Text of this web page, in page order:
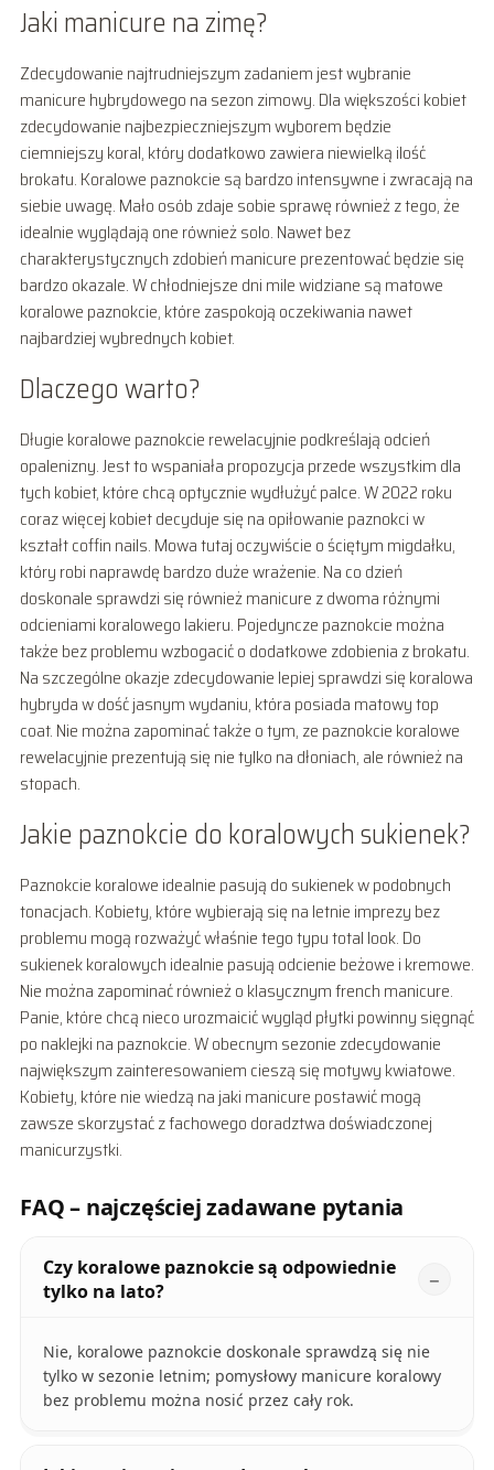
Jaki manicure na zimę?
Zdecydowanie najtrudniejszym zadaniem jest wybranie
manicure hybrydowego na sezon zimowy. Dla większości kobiet
zdecydowanie najbezpieczniejszym wyborem będzie
ciemniejszy koral, który dodatkowo zawiera niewielką ilość
brokatu. Koralowe paznokcie są bardzo intensywne i zwracają na
siebie uwagę. Mało osób zdaje sobie sprawę również z tego, że
idealnie wyglądają one również solo. Nawet bez
charakterystycznych zdobień manicure prezentować będzie się
bardzo okazale. W chłodniejsze dni mile widziane są matowe
koralowe paznokcie, które zaspokoją oczekiwania nawet
najbardziej wybrednych kobiet.
Dlaczego warto?
Długie koralowe paznokcie rewelacyjnie podkreślają odcień
opalenizny. Jest to wspaniała propozycja przede wszystkim dla
tych kobiet, które chcą optycznie wydłużyć palce. W 2022 roku
coraz więcej kobiet decyduje się na opiłowanie paznokci w
kształt coffin nails. Mowa tutaj oczywiście o ściętym migdałku,
który robi naprawdę bardzo duże wrażenie. Na co dzień
doskonale sprawdzi się również manicure z dwoma różnymi
odcieniami koralowego lakieru. Pojedyncze paznokcie można
także bez problemu wzbogacić o dodatkowe zdobienia z brokatu.
Na szczególne okazje zdecydowanie lepiej sprawdzi się koralowa
hybryda w dość jasnym wydaniu, która posiada matowy top
coat. Nie można zapominać także o tym, ze paznokcie koralowe
rewelacyjnie prezentują się nie tylko na dłoniach, ale również na
stopach.
Jakie paznokcie do koralowych sukienek?
Paznokcie koralowe idealnie pasują do sukienek w podobnych
tonacjach. Kobiety, które wybierają się na letnie imprezy bez
problemu mogą rozważyć właśnie tego typu total look. Do
sukienek koralowych idealnie pasują odcienie beżowe i kremowe.
Nie można zapominać również o klasycznym french manicure.
Panie, które chcą nieco urozmaicić wygląd płytki powinny sięgnąć
po naklejki na paznokcie. W obecnym sezonie zdecydowanie
największym zainteresowaniem cieszą się motywy kwiatowe.
Kobiety, które nie wiedzą na jaki manicure postawić mogą
zawsze skorzystać z fachowego doradztwa doświadczonej
manicurzystki.
FAQ – najczęściej zadawane pytania
Czy koralowe paznokcie są odpowiednie
tylko na lato?
Nie, koralowe paznokcie doskonale sprawdzą się nie
tylko w sezonie letnim; pomysłowy manicure koralowy
bez problemu można nosić przez cały rok.